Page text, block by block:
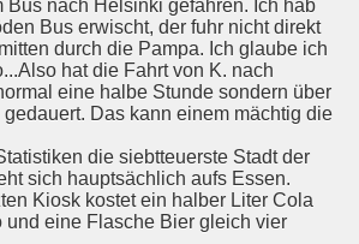
Bus nach Helsinki gefahren. Ich hab
Bus erwischt, der fuhr nicht direkt
durch die Pampa. Ich glaube ich
hat die Fahrt von K. nach
eine halbe Stunde sondern über
Das kann einem mächtig die
die siebtteuerste Stadt der
sich hauptsächlich aufs Essen.
Kiosk kostet ein halber Liter Cola
und eine Flasche Bier gleich vier